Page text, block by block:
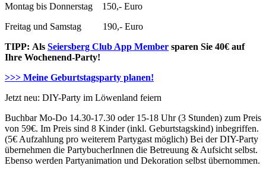
Montag bis Donnerstag 150,- Euro
Freitag und Samstag 190,- Euro
TIPP: Als Seiersberg Club App Member sparen Sie 40€ auf
Ihre Wochenend-Party!
>>> Meine Geburtstagsparty planen!
Jetzt neu: DIY-Party im Löwenland feiern
Buchbar Mo-Do 14.30-17.30 oder 15-18 Uhr (3 Stunden) zum Preis
von 59€. Im Preis sind 8 Kinder (inkl. Geburtstagskind) inbegriffen.
(5€ Aufzahlung pro weiterem Partygast möglich) Bei der DIY-Party
übernehmen die PartybucherInnen die Betreuung & Aufsicht selbst.
Ebenso werden Partyanimation und Dekoration selbst übernommen.